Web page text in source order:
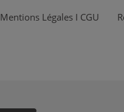
Mentions Légales I CGU